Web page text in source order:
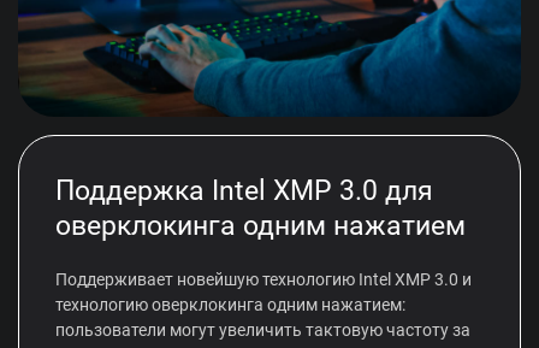
Поддержка Intel XMP 3.0 для
оверклокинга одним нажатием
Поддерживает новейшую технологию Intel XMP 3.0 и
технологию оверклокинга одним нажатием:
пользователи могут увеличить тактовую частоту за